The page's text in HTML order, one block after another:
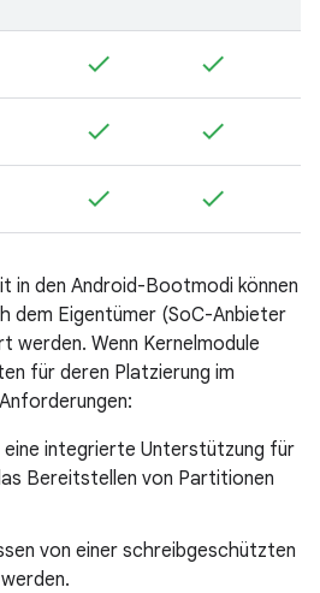
in den Android-Bootmodi können
dem Eigentümer (SoC-Anbieter
werden. Wenn Kernelmodule
für deren Platzierung im
eine integrierte Unterstützung für
Bereitstellen von Partitionen
von einer schreibgeschützten